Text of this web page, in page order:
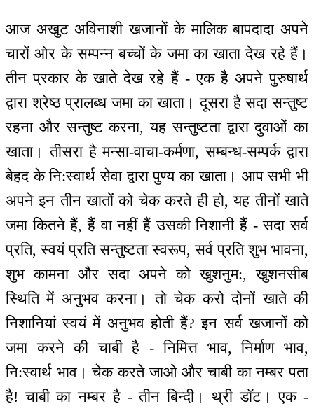
आज अखुट अविनाशी खजानों के मालिक बापदादा अपने
चारों ओर के सम्पन्न बच्चों के जमा का खाता देख रहे हैं।
तीन प्रकार के खाते देख रहे हैं - एक है अपने पुरुषार्थ
द्वारा श्रेष्ठ प्रालब्ध जमा का खाता। दूसरा है सदा सन्तुष्ट
रहना और सन्तुष्ट करना, यह सन्तुष्टता द्वारा दुवाओं का
खाता। तीसरा है मन्सा-वाचा-कर्मणा, सम्बन्ध-सम्पर्क द्वारा
बेहद के नि:स्वार्थ सेवा द्वारा पुण्य का खाता। आप सभी भी
अपने इन तीन खातों को चेक करते ही हो, यह तीनों खाते
जमा कितने हैं, हैं वा नहीं हैं उसकी निशानी हैं - सदा सर्व
प्रति, स्वयं प्रति सन्तुष्टता स्वरूप, सर्व प्रति शुभ भावना,
शुभ कामना और सदा अपने को खुशनुम:, खुशनसीब
स्थिति में अनुभव करना। तो चेक करो दोनों खाते की
निशानियां स्वयं में अनुभव होती हैं? इन सर्व खजानों को
जमा करने की चाबी है - निमित्त भाव, निर्माण भाव,
नि:स्वार्थ भाव। चेक करते जाओ और चाबी का नम्बर पता
है! चाबी का नम्बर है - तीन बिन्दी। थ्री डॉट। एक -